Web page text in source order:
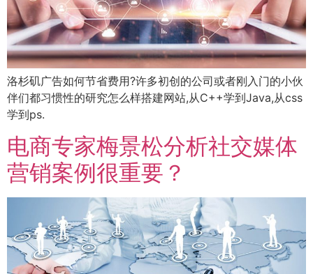
洛杉矶广告如何节省费用?许多初创的公司或者刚入门的小伙
伴们都习惯性的研究怎么样搭建网站,从C++学到Java,从css
学到ps.
电商专家梅景松分析社交媒体
营销案例很重要？